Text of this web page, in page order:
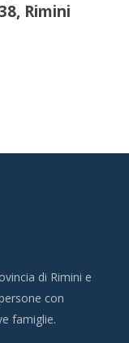
Rimini
di Rimini e
con
famiglie.